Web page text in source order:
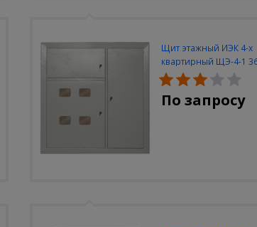
Щит этажный ИЭК 4-х
квартирный ЩЭ-4-1
УХЛ3 (уст. разм.
950х900х140)
По запросу